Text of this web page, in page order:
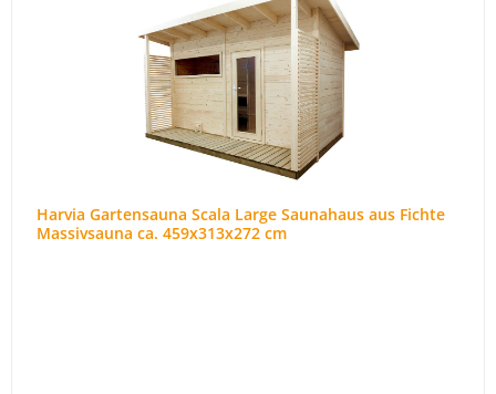
Harvia Gartensauna Scala Large Saunahaus aus Fichte
Massivsauna ca. 459x313x272 cm